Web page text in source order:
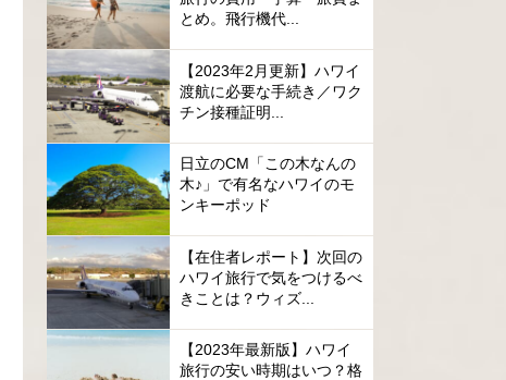
とめ。飛行機代...
【2023年2月更新】ハワイ
渡航に必要な手続き／ワク
チン接種証明...
日立のCM「この木なんの
木♪」で有名なハワイのモ
ンキーポッド
【在住者レポート】次回の
ハワイ旅行で気をつけるべ
きことは？ウィズ...
【2023年最新版】ハワイ
旅行の安い時期はいつ？格